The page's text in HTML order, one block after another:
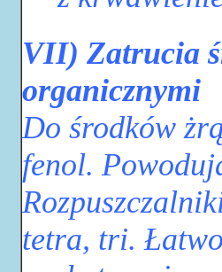
VII) Zatrucia
organicznymi
Do środków
fenol.
tetra, tri.